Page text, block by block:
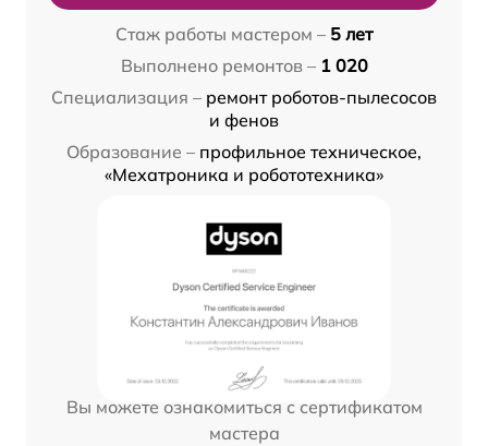
Стаж работы мастером – 5 лет
Выполнено ремонтов – 1 020
Специализация – ремонт роботов-пылесосов
и фенов
Образование – профильное техническое,
«Мехатроника и робототехника»
Вы можете ознакомиться с сертификатом
мастера